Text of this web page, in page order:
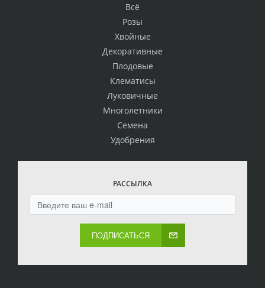
Всё
Розы
Хвойные
Декоративные
Плодовые
Клематисы
Луковичные
Многолетники
Семена
Удобрения
РАССЫЛКА
ПОДПИСАТЬСЯ